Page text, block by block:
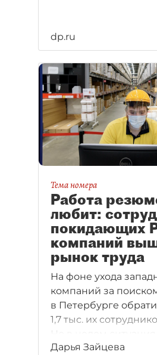
dp.ru
Тема номера
Работа
любит:
покидающих
компаний
рынок труда
На фоне ухода
компаний за
в Петербурге
1,7 тыс. их
Но в целом ситуация
не критична, так как
Дарья Зайцева